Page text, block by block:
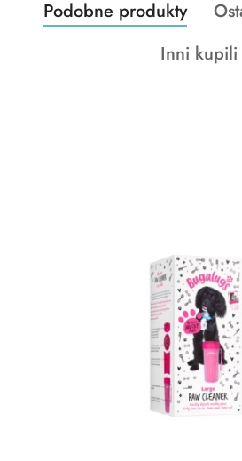
Pomiń karuzelę produktów
Produkty
o
Podobne produkty
Produkty
Inni kupili